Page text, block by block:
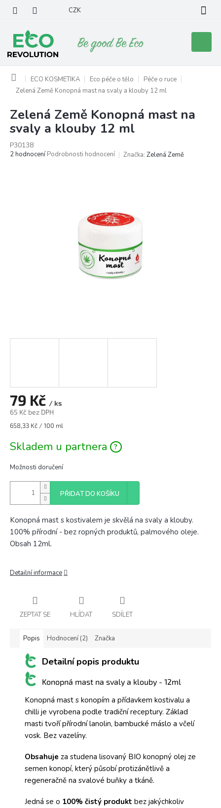
obsah
CZK
košík
Domů ECO KOSMETIKA Eco péče o tělo
Péče o ruce
Zelená Země Konopná mast na svaly a klouby 12 ml
Zelená Země Konopná mast na
svaly a klouby 12 ml
P30138
Průměrné
2 hodnocení Podrobnosti hodnocení Značka: Zelená Země
79 Kč / ks
65 Kč bez DPH
Měrná
658,33 Kč / 100 ml
Skladem u partnera
Možnosti doručení
PŘIDAT DO KOŠÍKU
Konopná mast s kostivalem je skvělá na svaly a klouby.
100% přírodní - bez ropných produktů, palmového oleje.
Obsah 12ml.
Detailní informace
ZEPTAT SE HLÍDAT SDÍLET
Popis Hodnocení (2) Značka
Detailní popis produktu
Konopná mast na svaly a klouby - 12ml
Konopná mast s konopím a přídavkem kostivalu a
chilli je vyrobena podle tradiční receptury. Základ
masti tvoří přírodní lanolin, bambucké máslo a včelí
vosk. Bez vazelíny.
Obsahuje za studena lisovaný BIO konopný olej ze
semen konopí, který působí protizánětlivě a
regeneračně na svalové buňky a tkáně.
Jedná se o 100% čistý produkt bez jakýchkoliv